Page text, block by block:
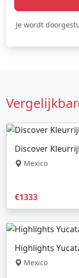
Je wordt
Discover
Mexico
€1333
Highlights
Mexico